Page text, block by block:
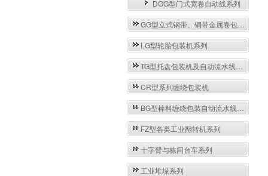
DGG型门式宽卷自动线系列
GG型立式钢带、铜带金属卷包装机系列
LG型轮胎包装机系列
TG型托盘包装机及自动流水线系列
CR型系列缠绕包装机
BG型棒料缠绕包装自动流水线系列
FZ型各类工业翻转机系列
十字臂与栋间台车系列
工业堆垛系列